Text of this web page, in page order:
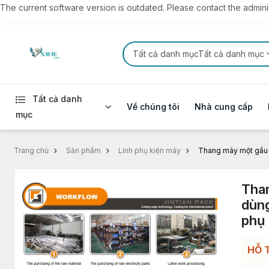
The current software version is outdated. Please contact the
Tất cả danh mụcTất cả danh mục
Tất cả danh
mục
Về chúng tôi Nhà cung cấp
Trang chủ Sản phẩm Linh phụ kiện máy Thang máy một
phụ
HỖ